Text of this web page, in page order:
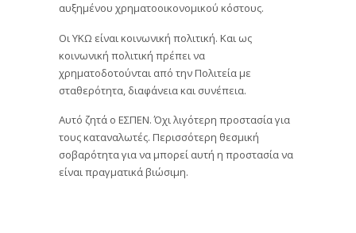
αυξημένου χρηματοοικονομικού κόστους.
Οι ΥΚΩ είναι κοινωνική πολιτική. Και ως
κοινωνική πολιτική πρέπει να
χρηματοδοτούνται από την Πολιτεία με
σταθερότητα, διαφάνεια και συνέπεια.
Αυτό ζητά ο ΕΣΠΕΝ. Όχι λιγότερη προστασία για
τους καταναλωτές. Περισσότερη θεσμική
σοβαρότητα για να μπορεί αυτή η προστασία να
είναι πραγματικά βιώσιμη.